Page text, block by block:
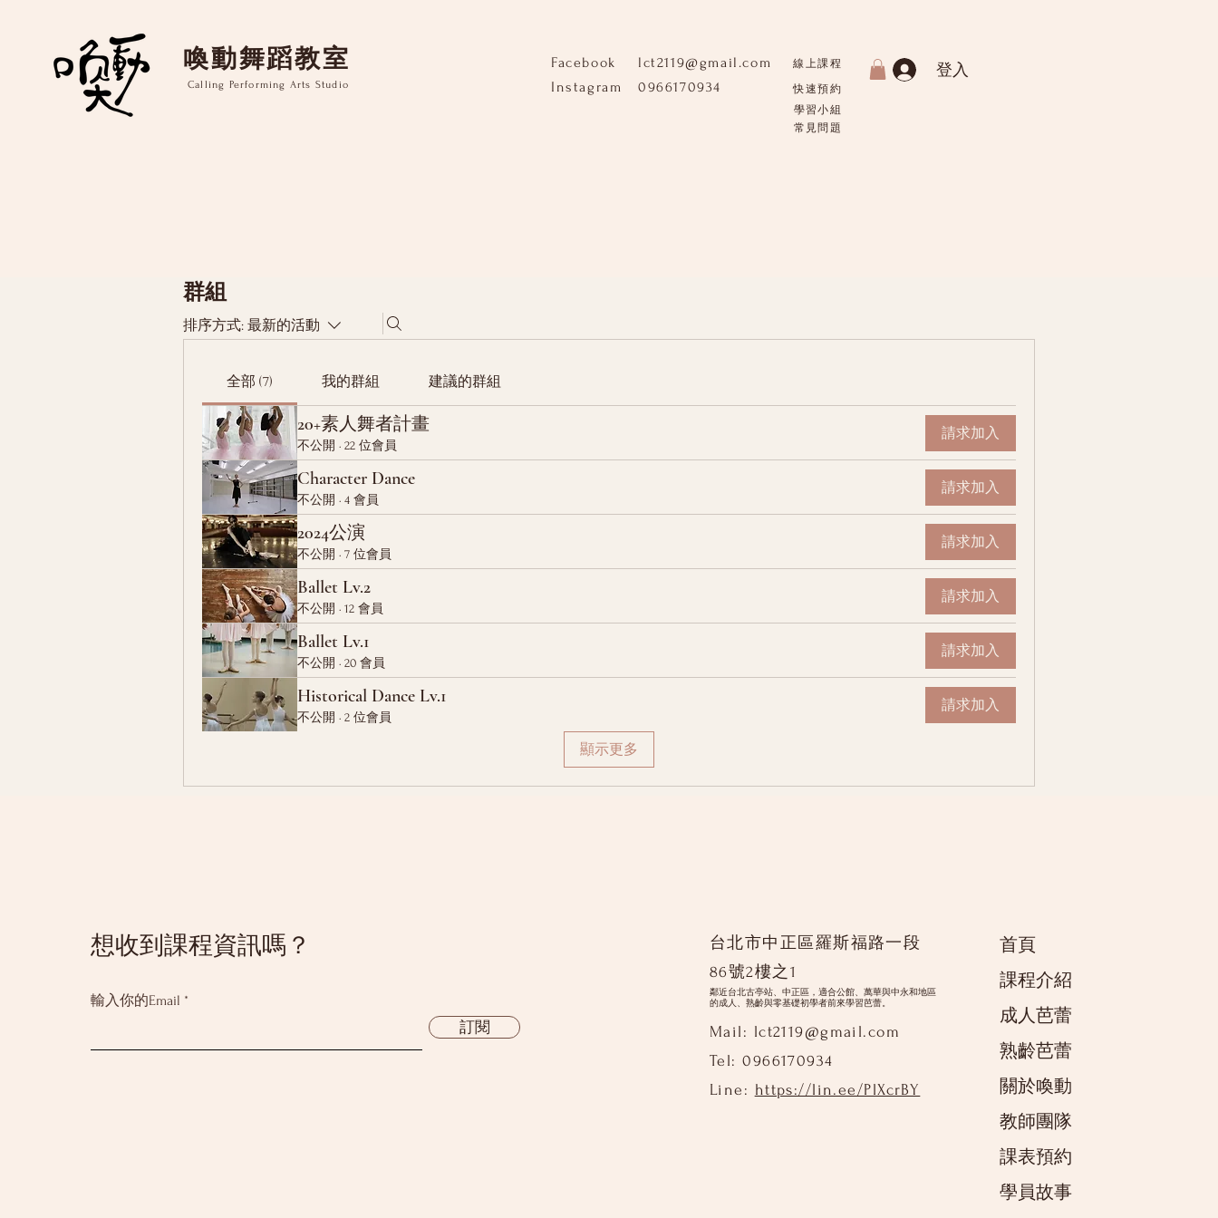
​喚動舞蹈教室
Calling Performing Arts Studio
Facebook
Instagram
lct2119@gmail.com
0966170934
線上課程
快速預約
學習小組
​常見問題
登入
群組
排序方式: 最新的活動
全部 (7) 我的群組 建議的群組
20+素人舞者計畫
不公開 · 22 位會員
請求加入
Character Dance
不公開 · 4 會員
請求加入
2024公演
不公開 · 7 位會員
請求加入
Ballet Lv.2
不公開 · 12 會員
請求加入
Ballet Lv.1
不公開 · 20 會員
請求加入
Historical Dance Lv.1
不公開 · 2 位會員
請求加入
顯示更多
​想收到課程資訊嗎？
輸入你的Email
訂閱
台北市中正區羅斯福路一段
86號2樓之1
鄰近台北古亭站、中正區，適合公館、萬華與中永和地區
的成人、熟齡與零基礎初學者前來學習芭蕾。
Mail: lct2119@gmail.com
Tel: 0966170934
Line: https://lin.ee/PlXcrBY
首頁
課程介紹
成人芭蕾
熟齡芭蕾
關於喚動
教師團隊
課表預約
學員故事